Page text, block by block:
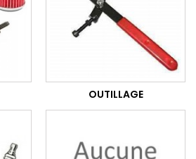
OUTILLAGE